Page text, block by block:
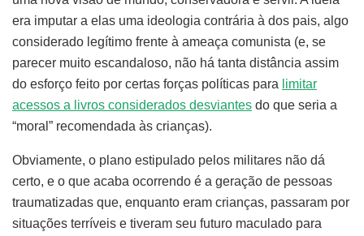
era imputar a elas uma ideologia contrária à dos pais, algo
considerado legítimo frente à ameaça comunista (e, se
parecer muito escandaloso, não há tanta distância assim
do esforço feito por certas forças políticas para limitar
acessos a livros considerados desviantes do que seria a
“moral” recomendada às crianças).
Obviamente, o plano estipulado pelos militares não dá
certo, e o que acaba ocorrendo é a geração de pessoas
traumatizadas que, enquanto eram crianças, passaram por
situações terríveis e tiveram seu futuro maculado para